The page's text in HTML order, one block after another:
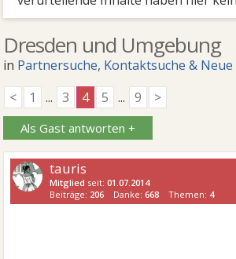
Dresden und Umgebung
in Partnersuche, Kontaktsuche &
<
1 ... 3 4 5 ... 9 >
Als Gast antworten +
tauris
Mitglied seit:01.07.2014
Beiträge: 206 Danke:668 Themen: 4